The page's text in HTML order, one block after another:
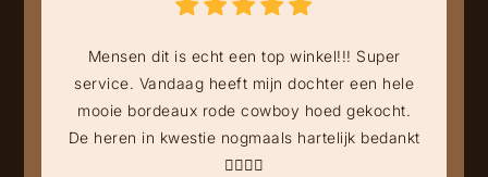
Mensen dit is echt een top winkel!!! Super
service. Vandaag heeft mijn dochter een hele
mooie bordeaux rode cowboy hoed gekocht.
De heren in kwestie nogmaals hartelijk bedankt
👍🏻👍🏻